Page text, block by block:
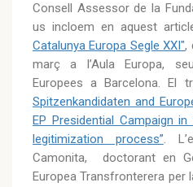
Consell Assessor de la
us incloem en aquest
Catalunya Europa Segle XXI",
març a l’Aula Europa,
Europees a Barcelona. El
Spitzenkandidaten and
EP Presidential Campaign
legitimization process”.
Camonita, doctorant en
Europea Transfronterera per